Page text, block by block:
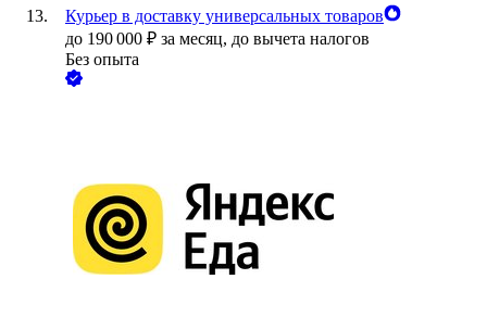
Курьер в доставку универсальных товаров
до 190 000 ₽ за месяц, до вычета налогов
Без опыта